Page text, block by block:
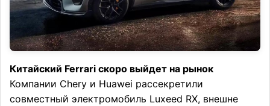
Китайский Ferrari скоро выйдет на рынок
Компании Chery и Huawei рассекретили
совместный электромобиль Luxeed RX, внешне